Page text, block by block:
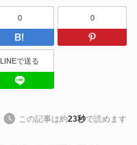
Facebook
0
はてなブッ
0
Tumblr
LINEで送る
この記事は約23秒で読めます